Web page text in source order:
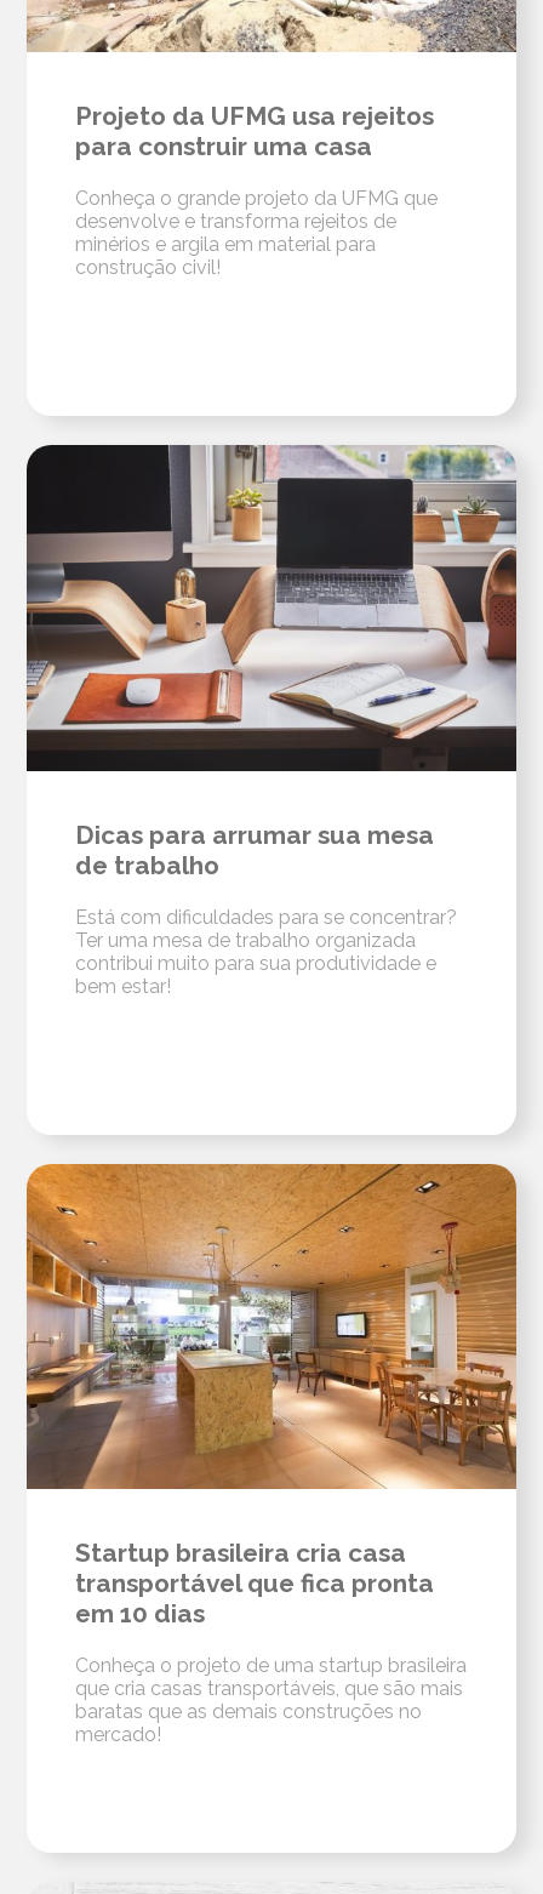
Projeto da UFMG usa rejeitos
para construir uma casa
Conheça o grande projeto da UFMG que
desenvolve e transforma rejeitos de
minérios e argila em material para
construção civil!
Dicas para arrumar sua mesa
de trabalho
Está com dificuldades para se concentrar?
Ter uma mesa de trabalho organizada
contribui muito para sua produtividade e
bem estar!
Startup brasileira cria casa
transportável que fica pronta
em 10 dias
Conheça o projeto de uma startup brasileira
que cria casas transportáveis, que são mais
baratas que as demais construções no
mercado!